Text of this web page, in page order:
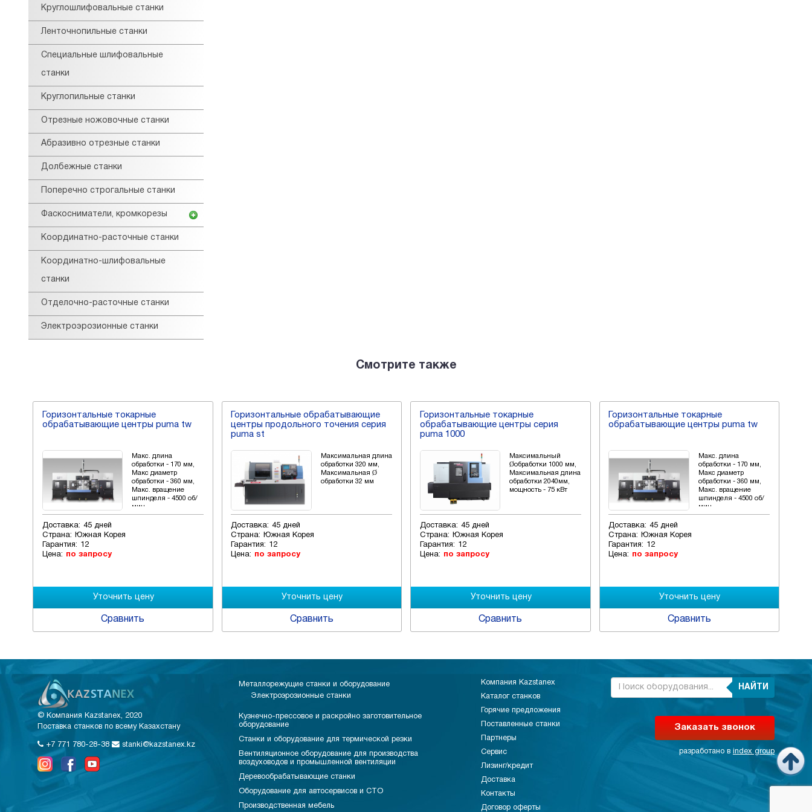
Круглошлифовальные станки
Ленточнопильные станки
Специальные шлифовальные
станки
Круглопильные станки
Отрезные ножовочные станки
Абразивно отрезные станки
Долбежные станки
Поперечно строгальные станки
Фаскосниматели, кромкорезы
Координатно-расточные станки
Координатно-шлифовальные
станки
Отделочно-расточные станки
Электроэрозионные станки
Смотрите также
Горизонтальные токарные
обрабатывающие центры puma tw
Макс. длина
обработки - 170 мм,
Макс диаметр
обработки - 360 мм,
Макс. вращение
шпинделя - 4500 об/
мин
Доставка: 45 дней
Страна:
Южная Корея
Гарантия: 12
Цена: по запросу
Сравнить
Горизонтальные обрабатывающие
центры продольного точения серия
puma st
Максимальная длина
обработки 320 мм,
Максимальная Ø
обработки 32 мм
Доставка: 45 дней
Страна:
Южная Корея
Гарантия: 12
Цена: по запросу
Сравнить
Горизонтальные токарные
обрабатывающие центры серия
puma 1000
Максимальный
Øобработки 1000 мм,
Максимальная длина
обработки 2040мм,
мощность - 75 кВт
Доставка: 45 дней
Страна:
Южная Корея
Гарантия: 12
Цена: по запросу
Сравнить
Горизонтальные токарные
обрабатывающие центры puma tw
Макс. длина
обработки - 170 мм,
Макс диаметр
обработки - 360 мм,
Макс. вращение
шпинделя - 4500 об/
мин
Доставка: 45 дней
Страна:
Южная Корея
Гарантия: 12
Цена: по запросу
Сравнить
© Компания Kazstanex, 2020
Поставка станков по всему Казахстану
+7 771 780-28-38 stanki@kazstanex.kz
Металлорежущие станки и оборудование
Электроэрозионные станки
Кузнечно-прессовое и раскройно заготовительное
оборудование
Станки и оборудование для термической резки
Вентиляционное оборудование для производства
воздуховодов и промышленной вентиляции
Деревообрабатывающие станки
Оборудование для автосервисов и СТО
Производственная мебель
Компания Kazstanex
Каталог станков
Горячие предложения
Поставленные станки
Партнеры
Сервис
Лизинг/кредит
Доставка
Контакты
Договор оферты
НАЙТИ
Заказать звонок
разработано в index group